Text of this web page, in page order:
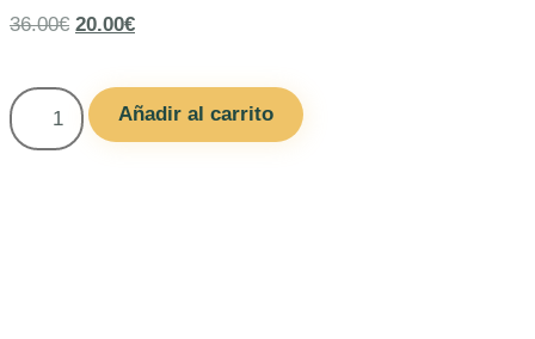
36.00€ 20.00€
Añadir al carrito